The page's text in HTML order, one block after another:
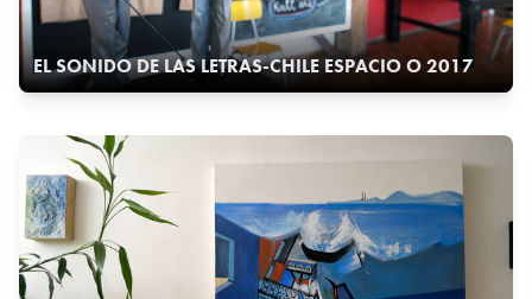
EL SONIDO DE LAS LETRAS-CHILE ESPACIO O 2017